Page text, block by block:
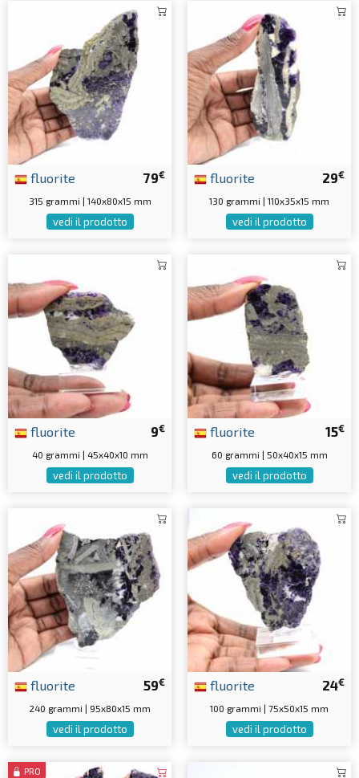
79€
fluorite
315 grammi | 140x80x15 mm
vedi il prodotto
29€
fluorite
130 grammi | 110x35x15 mm
vedi il prodotto
9€
fluorite
40 grammi | 45x40x10 mm
vedi il prodotto
15€
fluorite
60 grammi | 50x40x15 mm
vedi il prodotto
59€
fluorite
240 grammi | 95x80x15 mm
vedi il prodotto
24€
fluorite
100 grammi | 75x50x15 mm
vedi il prodotto
PRO